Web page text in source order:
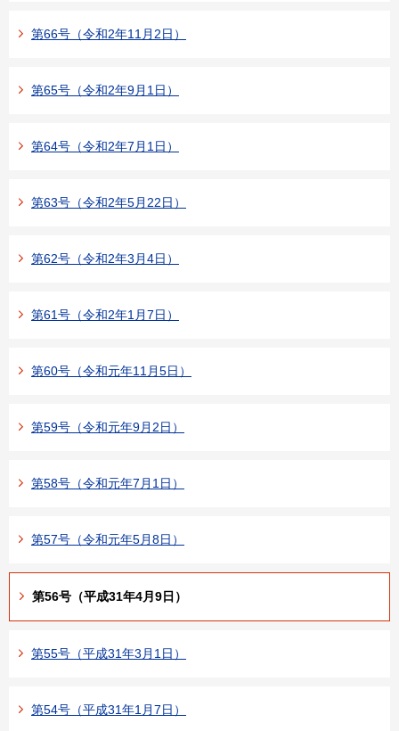
第66号（令和2年11月2日）
第65号（令和2年9月1日）
第64号（令和2年7月1日）
第63号（令和2年5月22日）
第62号（令和2年3月4日）
第61号（令和2年1月7日）
第60号（令和元年11月5日）
第59号（令和元年9月2日）
第58号（令和元年7月1日）
第57号（令和元年5月8日）
第56号（平成31年4月9日）
第55号（平成31年3月1日）
第54号（平成31年1月7日）